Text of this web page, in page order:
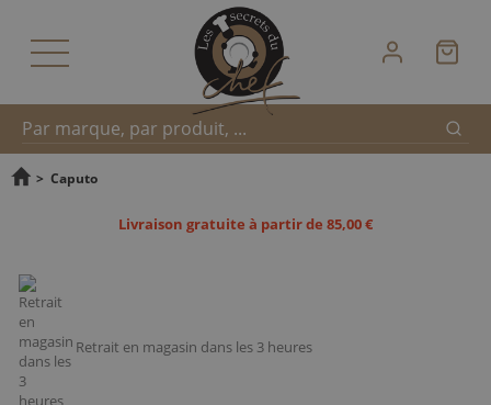
Recherche
> Caputo
Livraison gratuite à partir de 85,00 €
Retrait en magasin dans les 3 heures